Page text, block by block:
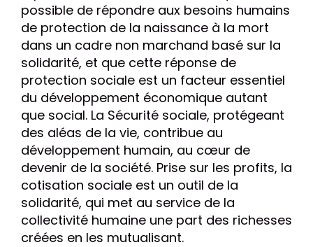
possible de répondre aux besoins humains
de protection de la naissance à la mort
dans un cadre non marchand basé sur la
solidarité, et que cette réponse de
protection sociale est un facteur essentiel
du développement économique autant
que social. La Sécurité sociale, protégeant
des aléas de la vie, contribue au
développement humain, au cœur de
devenir de la société. Prise sur les profits, la
cotisation sociale est un outil de la
solidarité, qui met au service de la
collectivité humaine une part des richesses
créées en les mutualisant.